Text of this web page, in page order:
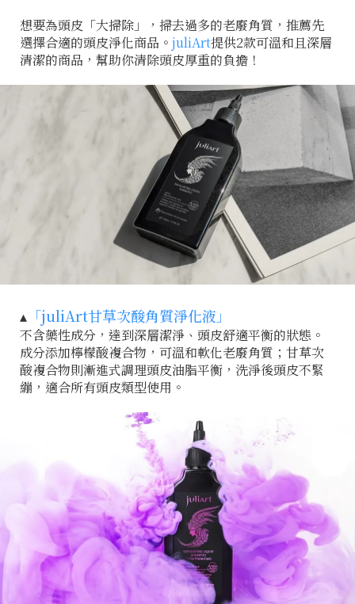
想要為頭皮「大掃除」，掃去過多的老廢角質，推薦先
選擇合適的頭皮淨化商品。 juliArt提供2款可溫和且深層
清潔的商品，幫助你清除頭皮厚重的負擔！
▴ 「juliArt甘草次酸角質淨化液」
不含藥性成分，達到深層潔淨、頭皮舒適平衡的狀態。
成分添加檸檬酸複合物，可溫和軟化老廢角質；甘草次
酸複合物則漸進式調理頭皮油脂平衡，洗淨後頭皮不緊
繃，適合所有頭皮類型使用。